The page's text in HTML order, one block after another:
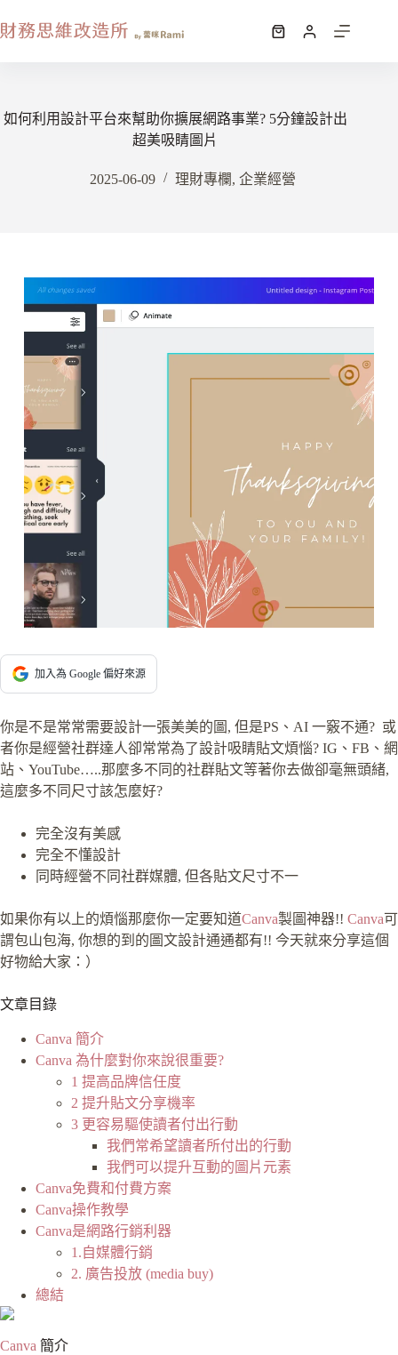
如何利用設計平台來幫助你擴展網路事業? 5分鐘設計出
超美吸睛圖片
2025-06-09 理財專欄,企業經營
加入為 Google 偏好來源
你是不是常常需要設計一張美美的圖, 但是PS、AI 一竅不通? 或
者你是經營社群達人卻常常為了設計吸睛貼文煩惱? IG、FB、網
站、YouTube…..那麼多不同的社群貼文等著你去做卻毫無頭緒,
這麼多不同尺寸該怎麼好?
完全沒有美感
完全不懂設計
同時經營不同社群媒體, 但各貼文尺寸不一
如果你有以上的煩惱那麼你一定要知道Canva製圖神器!! Canva可
謂包山包海, 你想的到的圖文設計通通都有!! 今天就來分享這個
好物給大家：）
文章目錄
Canva 簡介
Canva 為什麼對你來說很重要?
1 提高品牌信任度
2 提升貼文分享機率
3 更容易驅使讀者付出行動
我們常希望讀者所付出的行動
我們可以提升互動的圖片元素
Canva免費和付費方案
Canva操作教學
Canva是網路行銷利器
1.自媒體行銷
2. 廣告投放 (media buy)
總結
Canva 簡介